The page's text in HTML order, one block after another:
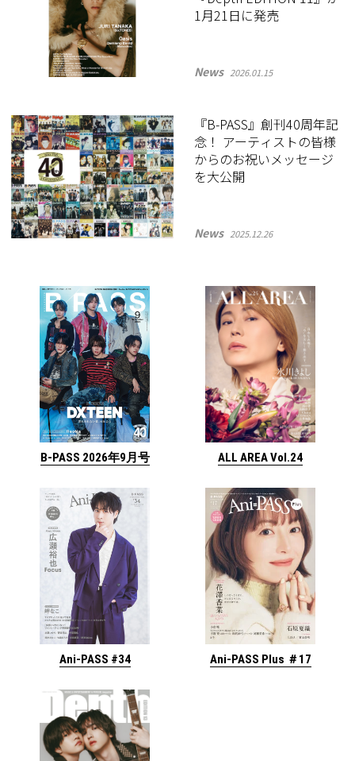
1月21日に発売
News 2026.01.15
『B-PASS』創刊40周年記
念！ アーティストの皆様
からのお祝いメッセージ
を大公開
News 2025.12.26
B-PASS 2026年9月号 ALL AREA Vol.24
Ani-PASS #34 Ani-PASS Plus ＃17